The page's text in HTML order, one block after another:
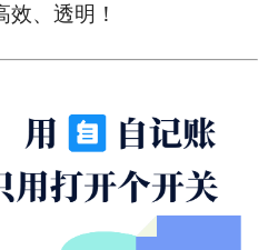
、透明！